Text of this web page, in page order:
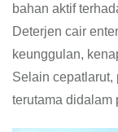
bahan aktif
Deterjen cair
keunggulan,
Selain cepatlarut,
terutama didalam